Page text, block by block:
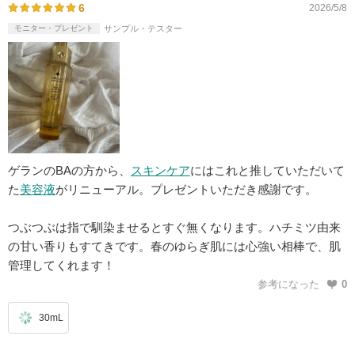
6 2026/5/8
モニター・プレゼント サンプル・テスター
ゲランのBAの方から、 スキンケアにはこれと推していただいて
た美容液がリニューアル。プレゼントいただき感謝です。
つぶつぶは指で馴染ませるとすぐ無くなります。ハチミツ由来
の甘い香りもすてきです。春のゆらぎ肌には心強い相棒で、肌
管理してくれます！
参考になった 0
30mL